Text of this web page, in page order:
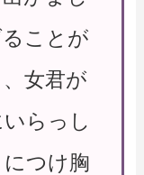
ことが
女君が
らっし
つけ胸